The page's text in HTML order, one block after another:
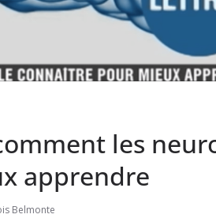
les
apprendre
Belmonte